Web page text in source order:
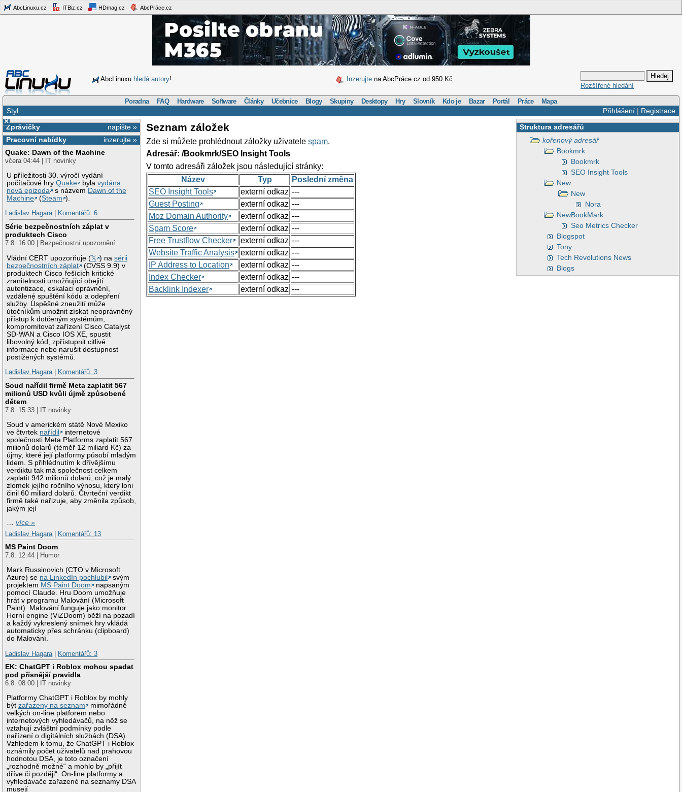
AbcLinuxu.cz ITBiz.cz HDmag.cz AbcPráce.cz
AbcLinuxu hledá autory! Inzerujte na AbcPráce.cz od 950 Kč
Rozšířené hledání
Poradna FAQ Hardware Software Články Učebnice Blogy Skupiny Desktopy Hry Slovník Kdo je Bazar Portál Práce Mapa
Přihlášení| Registrace
Styl
×
napište »
Zprávičky
inzerujte »
Pracovní nabídky
Quake: Dawn of the Machine
včera 04:44 | IT novinky
U příležitosti 30. výročí vydání
počítačové hryQuake bylavydána
nová epizoda
s názvem Dawn of the
Machine
(Steam ).
Ladislav Hagara| Komentářů: 6
Série bezpečnostních záplat v
produktech Cisco
7.8. 16:00 | Bezpečnostní upozornění
Vládní CERT upozorňuje (𝕏 ) nasérii
bezpečnostních záplat
(CVSS 9.9) v
produktech Cisco řešících kritické
zranitelnosti umožňující obejití
autentizace, eskalaci oprávnění,
vzdálené spuštění kódu a odepření
služby. Úspěšné zneužití může
útočníkům umožnit získat neoprávněný
přístup k dotčeným systémům,
kompromitovat zařízení Cisco Catalyst
SD-WAN a Cisco IOS XE, spustit
libovolný kód, zpřístupnit citlivé
informace nebo narušit dostupnost
postižených systémů.
Ladislav Hagara| Komentářů: 3
Soud nařídil firmě Meta zaplatit 567
milionů USD kvůli újmě způsobené
dětem
7.8. 15:33 | IT novinky
Soud v americkém státě Nové Mexiko
ve čtvrtek nařídil
internetové
společnosti Meta Platforms zaplatit 567
milionů dolarů (téměř 12 miliard Kč) za
újmy, které její platformy působí mladým
lidem. S přihlédnutím k dřívějšímu
verdiktu tak má společnost celkem
zaplatit 942 milionů dolarů, což je malý
zlomek jejího ročního výnosu, který loni
činil 60 miliard dolarů. Čtvrteční verdikt
firmě také nařizuje, aby změnila způsob,
jakým její
…více »
Ladislav Hagara
Komentářů: 13
MS Paint Doom
7.8. 12:44 | Humor
Mark Russinovich (CTO v Microsoft
Azure) se na LinkedIn pochlubil
svým
projektem MS Paint Doom
napsaným
pomocí Claude. Hru Doom umožňuje
hrát v programu Malování (Microsoft
Paint). Malování funguje jako monitor.
Herní engine (ViZDoom) běží na pozadí
a každý vykreslený snímek hry vkládá
automaticky přes schránku (clipboard)
do Malování.
Ladislav Hagara
Komentářů: 3
EK: ChatGPT i Roblox mohou spadat
pod přísnější pravidla
6.8. 08:00 | IT novinky
Platformy ChatGPT i Roblox by mohly
býtzařazeny na seznam
mimořádně
velkých on-line platforem nebo
internetových vyhledávačů, na něž se
vztahují zvláštní podmínky podle
nařízení o digitálních službách (DSA).
Vzhledem k tomu, že ChatGPT i Roblox
oznámily počet uživatelů nad prahovou
hodnotou DSA, je toto označení
„rozhodně možné“ a mohlo by „přijít
dříve či později“. On-line platformy a
vyhledávače zařazené na seznamy DSA
musejí
Struktura adresářů
kořenový adresář
Bookmrk
Bookmrk
SEO Insight Tools
New
New
Nora
NewBookMark
Seo Metrics Checker
Blogspot
Tony
Tech Revolutions News
Blogs
Seznam záložek
Zde si můžete prohlédnout záložky uživatelespam.
Adresář: /Bookmrk/SEO Insight Tools
V tomto adresáři záložek jsou následující stránky:
Název
Typ
Poslední změna
SEO Insight Tools
externí odkaz ---
Guest Posting
externí odkaz ---
Moz Domain Authority
externí odkaz ---
Spam Score
externí odkaz ---
Free Trustflow Checker
externí odkaz ---
Website Traffic Analysis
externí odkaz ---
IP Address to Location
externí odkaz ---
Index Checker
externí odkaz ---
Backlink Indexer
externí odkaz ---